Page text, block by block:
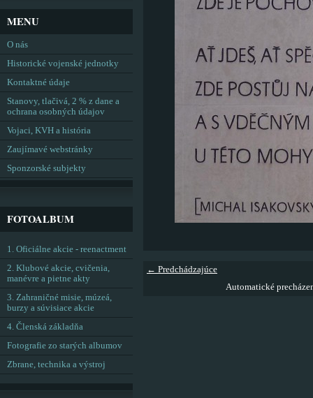
← Predchádzajúce
Automatické
MENU
O nás
Historické vojenské jednotky
Kontaktné údaje
Stanovy, tlačivá, 2 % z dane a
ochrana osobných údajov
Vojaci, KVH a história
Zaujímavé webstránky
Sponzorské subjekty
FOTOALBUM
1. Oficiálne akcie - reenactment
2. Klubové akcie, cvičenia,
manévre a pietne akty
3. Zahraničné misie, múzeá,
burzy a súvisiace akcie
4. Členská základňa
Fotografie zo starých albumov
Zbrane, technika a výstroj